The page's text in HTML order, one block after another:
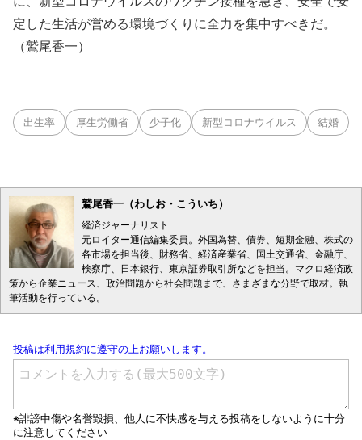
定した生活が営める環境づくりに全力を集中すべきだ。
（鷲尾香一）
出生率 厚生労働省 少子化 新型コロナウイルス 結婚
鷲尾香一（わしお・こういち）
経済ジャーナリスト
元ロイター通信編集委員。外国為替、債券、短期金融、株式の
各市場を担当後、財務省、経済産業省、国土交通省、金融庁、
検察庁、日本銀行、東京証券取引所などを担当。マクロ経済政
策から企業ニュース、政治問題から社会問題まで、さまざまな分野で取材。執
筆活動を行っている。